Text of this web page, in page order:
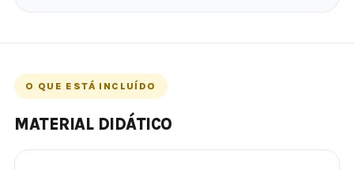
O QUE ESTÁ INCLUÍDO
MATERIAL DIDÁTICO